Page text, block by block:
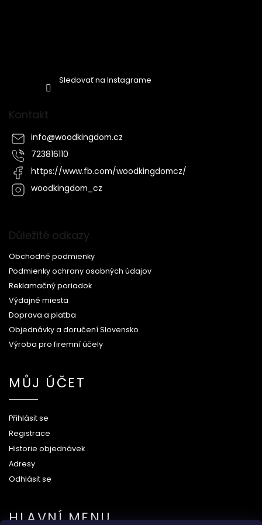
Sledovať na Instagrame
Kontakt
info@woodkingdom.cz
723816110
https://www.fb.com/woodkingdomcz/
woodkingdom_cz
Důležité odkazy
Obchodné podmienky
Podmienky ochrany osobných údajov
Reklamačný poriadok
Výdajné miesta
Doprava a platba
Objednávky a doručení Slovensko
Výroba pro firemní účely
MŮJ ÚČET
Přihlásit se
Registrace
Historie objednávek
Adresy
Odhlásit se
HLAVNÍ MENU